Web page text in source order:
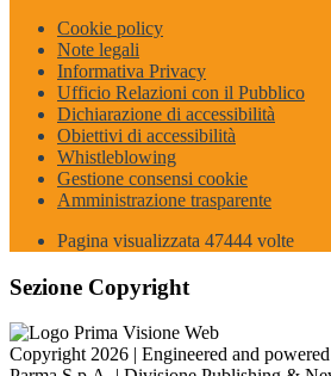
Cookie policy
Note legali
Informativa Privacy
Ufficio Relazioni con il Pubblico
Dichiarazione di accessibilità
Obiettivi di accessibilità
Whistleblowing
Gestione consensi cookie
Amministrazione trasparente
Pagina visualizzata 47444 volte
Sezione Copyright
Copyright 2026 | Engineered and